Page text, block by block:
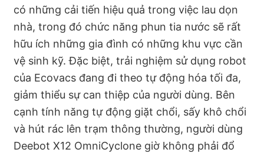
có những cải tiến hiệu quả trong việc lau dọn
nhà, trong đó chức năng phun tia nước sẽ rất
hữu ích những gia đình có những khu vực cần
vệ sinh kỹ. Đặc biệt, trải nghiệm sử dụng robot
của Ecovacs đang đi theo tự động hóa tối đa,
giảm thiểu sự can thiệp của người dùng. Bên
cạnh tính năng tự động giặt chổi, sấy khô chổi
và hút rác lên trạm thông thường, người dùng
Deebot X12 OmniCyclone giờ không phải đổ